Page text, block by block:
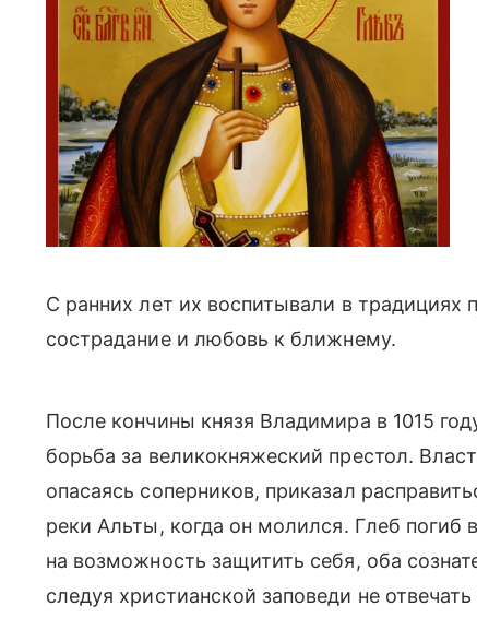
С ранних лет их воспитывали в традициях
сострадание и любовь к ближнему.
После кончины князя Владимира в 1015
борьба за великокняжеский престол.
опасаясь соперников, приказал
реки Альты, когда он молился. Глеб
на возможность защитить себя, оба
следуя христианской заповеди не